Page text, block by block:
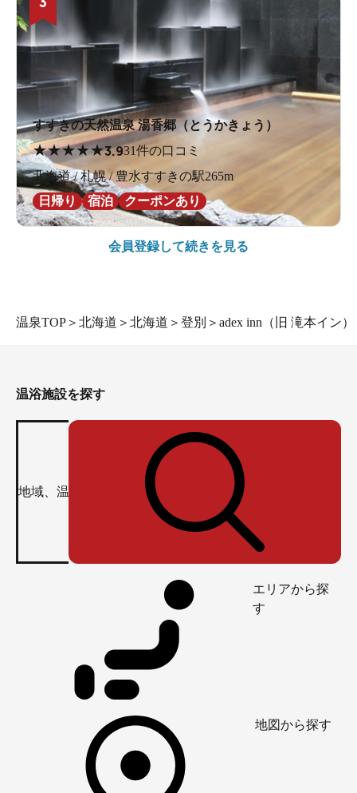
すすきの天然温泉 湯香郷（とうかきょう）
★★★★★3.931件の口コミ
北海道 / 札幌 / 豊水すすきの駅265m
日帰り
宿泊 クーポンあり
会員登録して続きを見る
温泉TOP ＞ 北海道 ＞ 北海道 ＞ 登別 ＞ adex inn（旧 滝本イン）
温浴施設を探す
エリアから探
す
地図から探す